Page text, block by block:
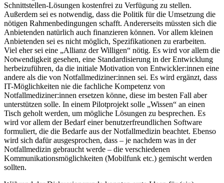
Schnittstellen-Lösungen kostenfrei zu Verfügung zu stellen.
Außerdem sei es notwendig, dass die Politik für die Umsetzung die
nötigen Rahmenbedingungen schafft. Andererseits müssten sich die
Anbietenden natürlich auch finanzieren können. Vor allem kleinen
Anbietenden sei es nicht möglich, Spezifikationen zu erarbeiten.
Viel eher sei eine „Allianz der Willigen“ nötig. Es wird vor allem die
Notwendigkeit gesehen, eine Standardisierung in der Entwicklung
herbeizuführen, da die initiale Motivation von Entwickler:innen eine
andere als die von Notfallmediziner:innen sei. Es wird ergänzt, dass
IT-Möglichkeiten nie die fachliche Kompetenz von
Notfallmediziner:innen ersetzen könne, diese im besten Fall aber
unterstützen solle. In einem Pilotprojekt solle „Wissen“ an einen
Tisch geholt werden, um mögliche Lösungen zu besprechen. Es
wird vor allem der Bedarf einer benutzerfreundlichen Software
formuliert, die die Bedarfe aus der Notfallmedizin beachtet. Ebenso
wird sich dafür ausgesprochen, dass – je nachdem was in der
Notfallmedizin gebraucht werde – die verschiedenen
Kommunikationsmöglichkeiten (Mobilfunk etc.) gemischt werden
sollten.